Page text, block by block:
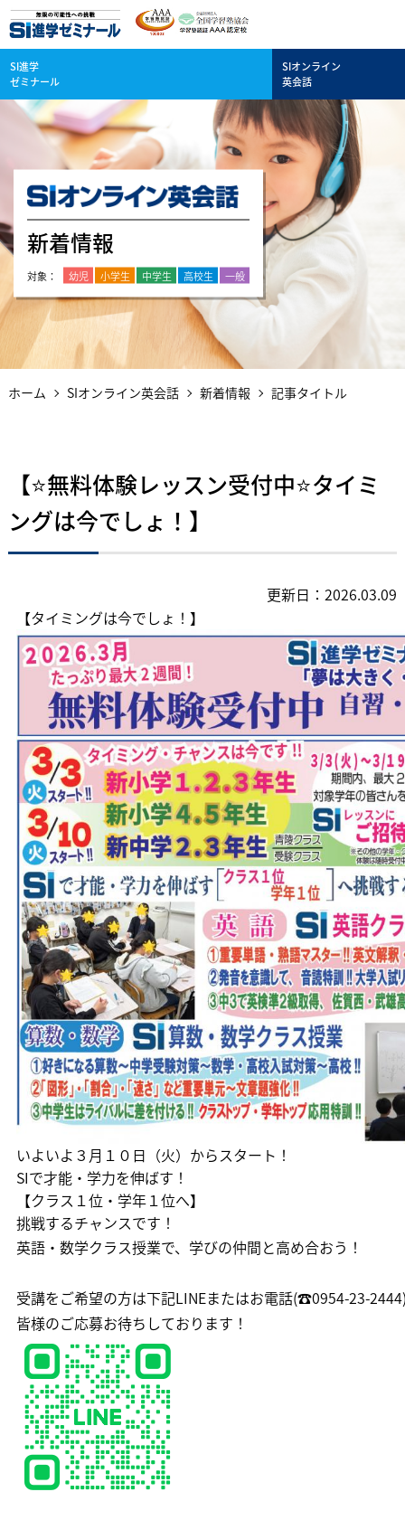
新着情報
幼児 小学生 中学生 高校生 一般
ホーム SIオンライン英会話 新着情報 記事タイトル
【⭐無料体験レッスン受付中⭐タイミ
ングは今でしょ！】
更新日：2026.03.09
【タイミングは今でしょ！】
いよいよ３月１０日（火）からスタート！
SIで才能・学力を伸ばす！
【クラス１位・学年１位へ】
挑戦するチャンスです！
英語・数学クラス授業で、学びの仲間と高め合おう！
受講をご希望の方は下記LINEまたはお電話(☎0954-23-
皆様のご応募お待ちしております！
SI進学
ゼミナール
SIオンライン
英会話